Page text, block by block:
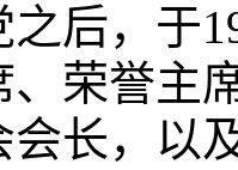
后，于
、荣誉主
会长，以